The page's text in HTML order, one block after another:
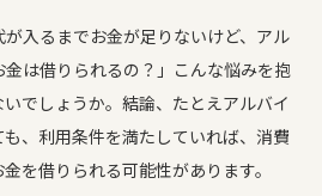
が入るまでお金が足りないけど、アル
は借りられるの？」こんな悩みを抱
でしょうか。結論、たとえアルバイ
、利用条件を満たしていれば、消費
を借りられる可能性があります。